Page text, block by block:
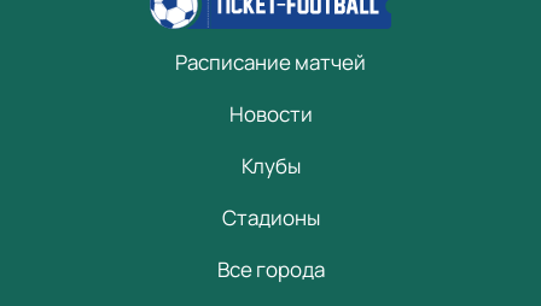
Расписание матчей
Новости
Клубы
Стадионы
Все города